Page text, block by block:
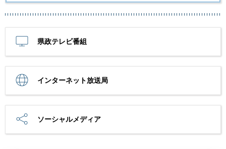
県政テレビ番組
インターネット放送局
ソーシャルメディア